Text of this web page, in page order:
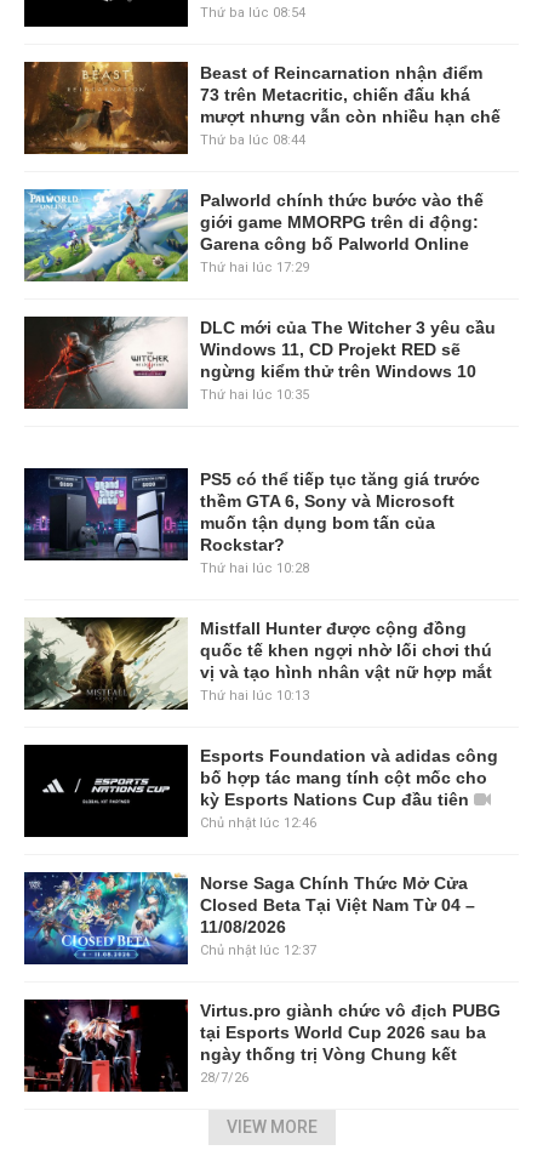
Thứ ba lúc 08:54
Beast of Reincarnation nhận điểm
73 trên Metacritic, chiến đấu khá
mượt nhưng vẫn còn nhiều hạn chế
Thứ ba lúc 08:44
Palworld chính thức bước vào thế
giới game MMORPG trên di động:
Garena công bố Palworld Online
Thứ hai lúc 17:29
DLC mới của The Witcher 3 yêu cầu
Windows 11, CD Projekt RED sẽ
ngừng kiểm thử trên Windows 10
Thứ hai lúc 10:35
PS5 có thể tiếp tục tăng giá trước
thềm GTA 6, Sony và Microsoft
muốn tận dụng bom tấn của
Rockstar?
Thứ hai lúc 10:28
Mistfall Hunter được cộng đồng
quốc tế khen ngợi nhờ lối chơi thú
vị và tạo hình nhân vật nữ hợp mắt
Thứ hai lúc 10:13
Esports Foundation và adidas công
bố hợp tác mang tính cột mốc cho
kỳ Esports Nations Cup đầu tiên
Chủ nhật lúc 12:46
Norse Saga Chính Thức Mở Cửa
Closed Beta Tại Việt Nam Từ 04 –
11/08/2026
Chủ nhật lúc 12:37
Virtus.pro giành chức vô địch PUBG
tại Esports World Cup 2026 sau ba
ngày thống trị Vòng Chung kết
28/7/26
VIEW MORE